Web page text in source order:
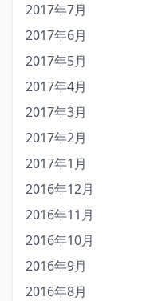
2017年7月
2017年6月
2017年5月
2017年4月
2017年3月
2017年2月
2017年1月
2016年12月
2016年11月
2016年10月
2016年9月
2016年8月